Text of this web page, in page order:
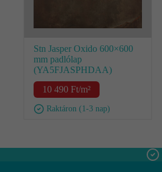
Stn Jasper Oxido 600×600
mm padlólap
(YA5FJASPHDAA)
10 490 Ft/m²
Raktáron (1-3 nap)